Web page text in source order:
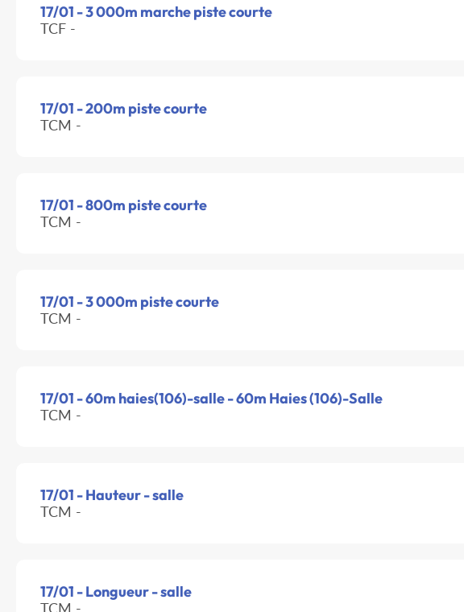
17/01 - 3 000m marche piste courte
TCF -
17/01 - 200m piste courte
TCM -
17/01 - 800m piste courte
TCM -
17/01 - 3 000m piste courte
TCM -
17/01 - 60m haies(106)-salle - 60m Haies (106)-Salle
TCM -
17/01 - Hauteur - salle
TCM -
17/01 - Longueur - salle
TCM -